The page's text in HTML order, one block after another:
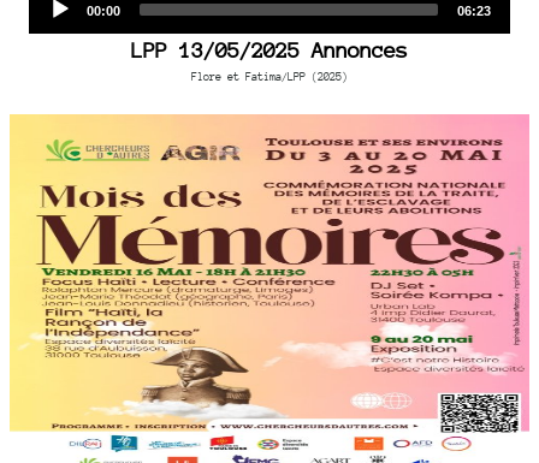
Current
00:00
Total
06:23
LPP 13/05/2025 Annonces
Flore et Fatima/LPP (2025)